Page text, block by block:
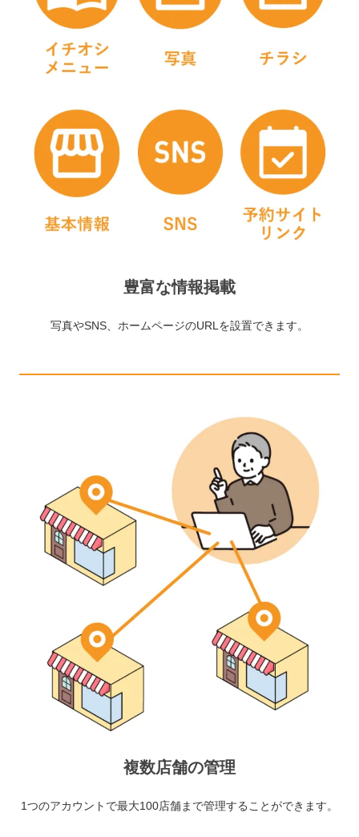
豊富な情報掲載
写真やSNS、ホームページのURLを設置できます。
複数店舗の管理
1つのアカウントで最大100店舗まで管理することができます。